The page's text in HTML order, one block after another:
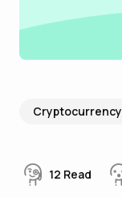
Cryptocurrency
12 Read